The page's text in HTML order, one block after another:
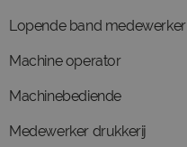
Lopende band medewerker
Machine operator
Machinebediende
Medewerker drukkerij